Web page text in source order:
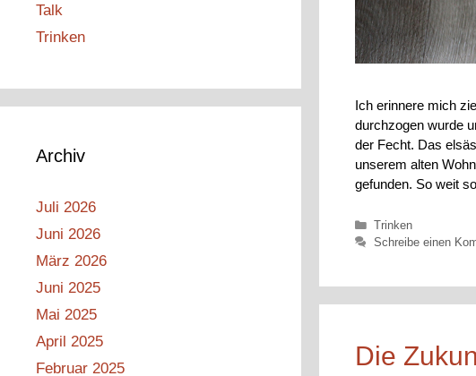
Ich erinnere mich
durchzogen wurde
der Fecht. Das
unserem alten
gefunden. So weit
Kategorien
Trinken
Schreibe einen
Die
Talk
Trinken
Archiv
Juli 2026
Juni 2026
März 2026
Juni 2025
Mai 2025
April 2025
Februar 2025